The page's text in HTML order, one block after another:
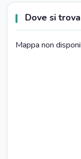
Terrazzo
Balcone
BAGNO
Dove si trova
Mappa non